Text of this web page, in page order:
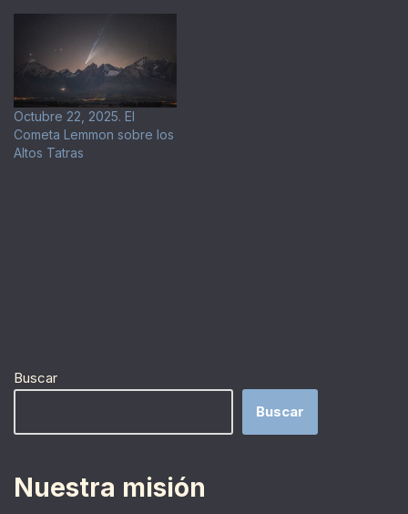
Octubre 22, 2025. El
Cometa Lemmon sobre los
Altos Tatras
Buscar
Buscar
Nuestra misión